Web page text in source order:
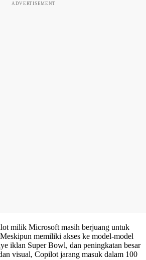
ADVERTISEMENT
milik Microsoft masih berjuang untuk
memiliki akses ke model-model
iklan Super Bowl, dan peningkatan besar
visual, Copilot jarang masuk dalam 100